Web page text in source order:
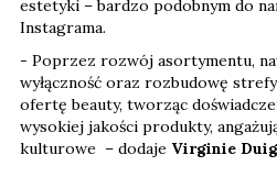
estetyki – bardzo podobnym do
Instagrama.
- Poprzez rozwój asortymentu,
wyłączność oraz rozbudowę
ofertę beauty, tworząc
wysokiej jakości produkty,
kulturowe – dodaje Virginie